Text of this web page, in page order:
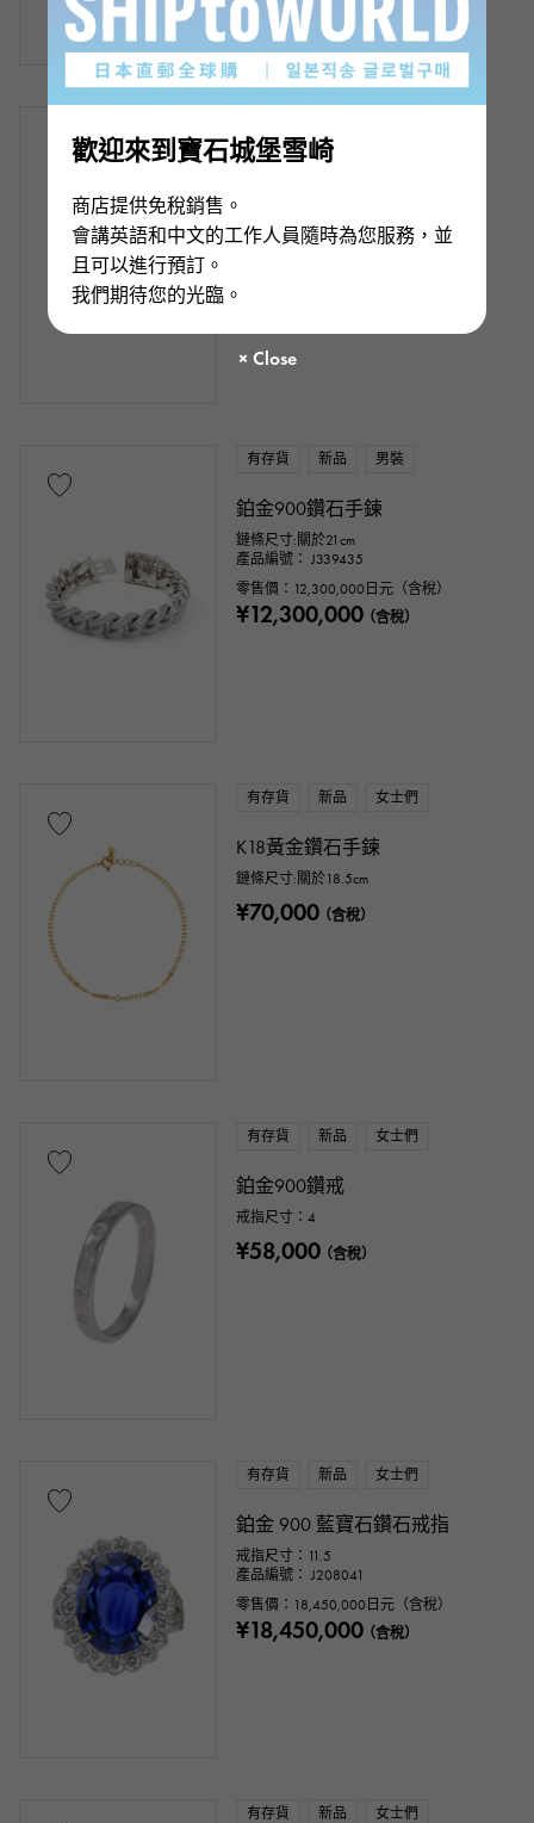
歡迎來到寶石城堡雪崎
商店提供免稅銷售。
會講英語和中文的工作人員隨時為您服務，並
且可以進行預訂。
我們期待您的光臨。
K18黃金鑽石項鍊
鏈條尺寸:關於40cm
¥88,000（含稅）
有存貨 新品 男裝
鉑金900鑽石手鍊
鏈條尺寸:關於21cm
產品編號： J339435
零售價： 12,300,000 日元（含稅）
¥12,300,000（含稅）
有存貨 新品 女士們
K18黃金鑽石手鍊
鏈條尺寸:關於18.5cm
¥70,000（含稅）
有存貨 新品 女士們
鉑金900鑽戒
戒指尺寸：4
¥58,000（含稅）
有存貨 新品 女士們
鉑金 900 藍寶石鑽石戒指
戒指尺寸：11.5
產品編號： J208041
零售價： 18,450,000 日元（含稅）
¥18,450,000（含稅）
有存貨 新品 女士們